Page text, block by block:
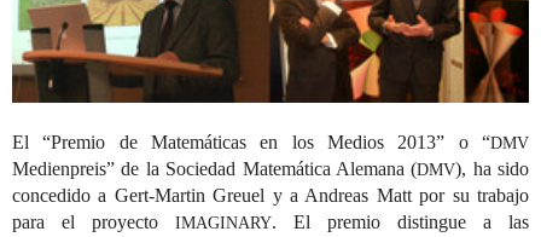
El “Premio de Matemáticas en los Medios 2013” o “DMV
Medienpreis” de la Sociedad Matemática Alemana (DMV), ha sido
concedido a Gert-Martin Greuel y a Andreas Matt por su trabajo
para el proyecto IMAGINARY. El premio distingue a las